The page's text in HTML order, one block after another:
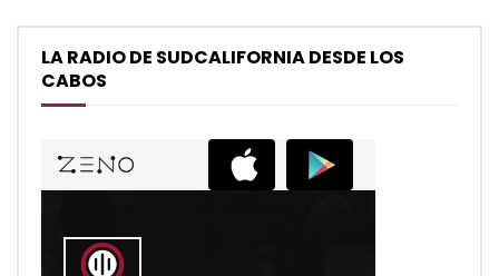
LA RADIO DE SUDCALIFORNIA DESDE LOS
CABOS